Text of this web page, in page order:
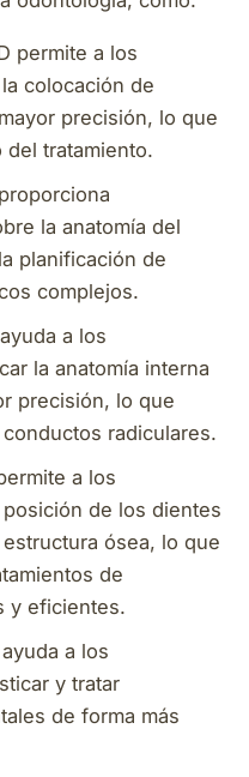
permite a los
colocación de
precisión, lo que
del tratamiento.
la anatomía del
planificación de
complejos.
a los
la anatomía interna
precisión, lo que
radiculares.
a los
de los dientes
ósea, lo que
de
y eficientes.
a los
y tratar
de forma más